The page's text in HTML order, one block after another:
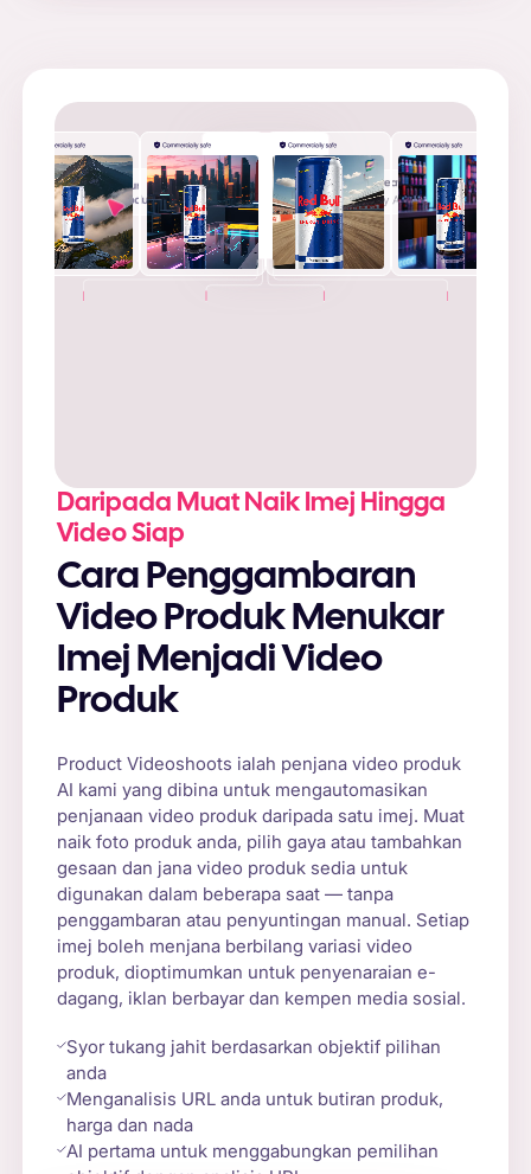
Daripada Muat Naik Imej Hingga
Video Siap
Cara Penggambaran
Video Produk Menukar
Imej Menjadi Video
Produk
Product Videoshoots ialah penjana video produk
AI kami yang dibina untuk mengautomasikan
penjanaan video produk daripada satu imej. Muat
naik foto produk anda, pilih gaya atau tambahkan
gesaan dan jana video produk sedia untuk
digunakan dalam beberapa saat — tanpa
penggambaran atau penyuntingan manual. Setiap
imej boleh menjana berbilang variasi video
produk, dioptimumkan untuk penyenaraian e-
dagang, iklan berbayar dan kempen media sosial.
Syor tukang jahit berdasarkan objektif pilihan
anda
Menganalisis URL anda untuk butiran produk,
harga dan nada
AI pertama untuk menggabungkan pemilihan
+